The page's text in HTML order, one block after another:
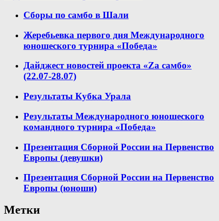
Сборы по самбо в Шали
Жеребьевка первого дня Международного
юношеского турнира «Победа»
Дайджест новостей проекта «Zа самбо»
(22.07-28.07)
Результаты Кубка Урала
Результаты Международного юношеского
командного турнира «Победа»
Презентация Сборной России на Первенство
Европы (девушки)
Презентация Сборной России на Первенство
Европы (юноши)
Метки